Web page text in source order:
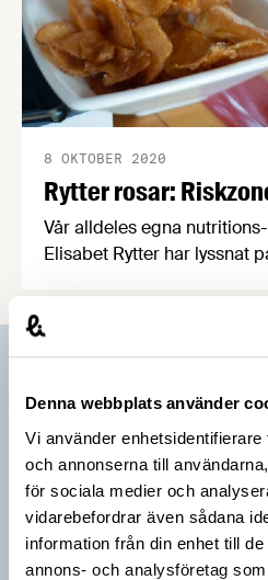
Denna webbplats använder
Vi använder
och annonserna till
för sociala medier och
vidarebefordrar även sådana
information från din enhet till
annons- och analysföretag
Rytter rosar:
8 OKTOBER 2020
Vår alldeles egna
Elisabet Rytter har lyssnat
fått höra. Därför är vi glada
dela ut ett helt fång
riktar sig till alla med ett
livsmedelsföretagande och den
livsmedelsbranschen. När du
nyhetsbrev godkänner du
hantering av personuppgifter.